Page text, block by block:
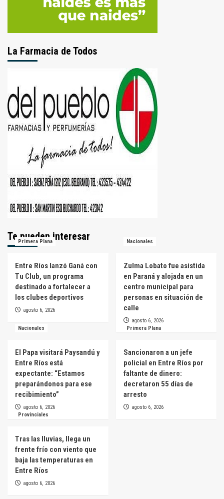
La Farmacia de Todos
Te pueden interesar
Primera Plana
Entre Ríos lanzó Ganá con
Tu Club, un programa
destinado a fortalecer a
los clubes deportivos
agosto 6, 2026
Nacionales
Zulma Lobato fue asistida
en Paraná y alojada en un
centro municipal para
personas en situación de
calle
agosto 6, 2026
Nacionales
El Papa visitará Paysandú y
Entre Ríos está
expectante: “Estamos
preparándonos para ese
recibimiento”
agosto 6, 2026
Primera Plana
Sancionaron a un jefe
policial en Entre Ríos por
faltante de dinero:
decretaron 55 días de
arresto
agosto 6, 2026
Provinciales
Tras las lluvias, llega un
frente frío con viento que
baja las temperaturas en
Entre Ríos
agosto 6, 2026